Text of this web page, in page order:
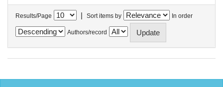
Results/Page | Sort items by In order
Authors/record